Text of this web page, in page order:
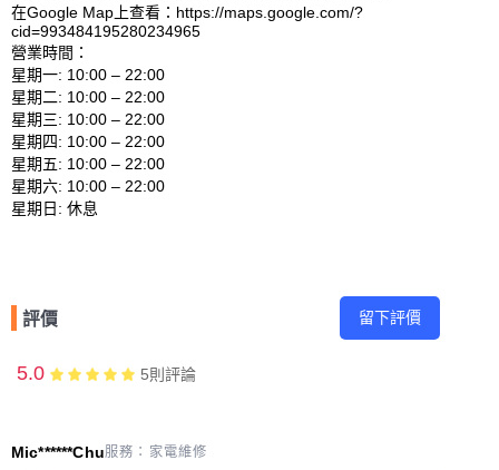
在Google Map上查看：https://maps.google.com/?
cid=993484195280234965
營業時間：
星期一: 10:00 – 22:00
星期二: 10:00 – 22:00
星期三: 10:00 – 22:00
星期四: 10:00 – 22:00
星期五: 10:00 – 22:00
星期六: 10:00 – 22:00
評價 留下評價
5.0 5則評論
Mic******Chu服務： 家電維修